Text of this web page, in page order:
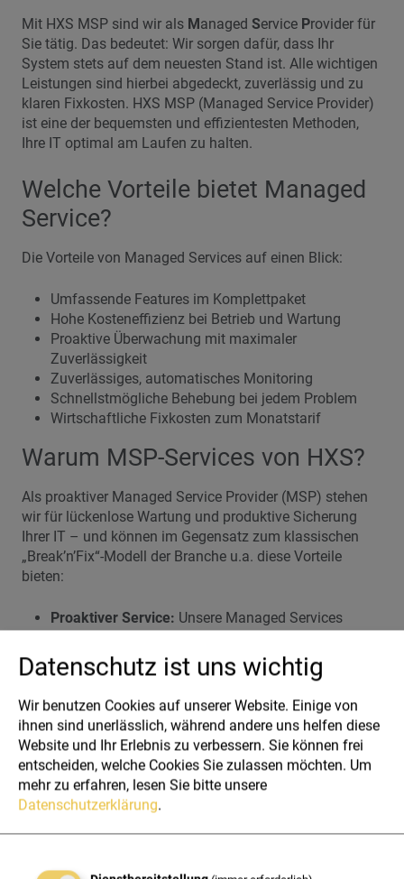
Mit HXS MSP sind wir als Managed Service Provider für
Sie tätig. Das bedeutet: Wir sorgen dafür, dass Ihr
System stets auf dem neuesten Stand ist. Alle wichtigen
Leistungen sind hierbei abgedeckt, zuverlässig und zu
klaren Fixkosten. HXS MSP (Managed Service Provider)
ist eine der bequemsten und effizientesten Methoden,
Ihre IT optimal am Laufen zu halten.
Welche Vorteile bietet Managed
Service?
Die Vorteile von Managed Services auf einen Blick:
Umfassende Features im Komplettpaket
Hohe Kosteneffizienz bei Betrieb und Wartung
Proaktive Überwachung mit maximaler
Zuverlässigkeit
Zuverlässiges, automatisches Monitoring
Schnellstmögliche Behebung bei jedem Problem
Wirtschaftliche Fixkosten zum Monatstarif
Warum MSP-Services von HXS?
Als proaktiver Managed Service Provider (MSP) stehen
wir für lückenlose Wartung und produktive Sicherung
Ihrer IT – und können im Gegensatz zum klassischen
„Break’n’Fix“-Modell der Branche u.a. diese Vorteile
bieten:
Proaktiver Service: Unsere Managed Services
als Ziel. Incidents & Kapazitätsengpässe werden
von uns daher frühzeitig behoben
Betreuung durch zertifizierte IT-Techniker:
der richtige Ansprechpartner dank unserem Team an
stark spezialisierten Experten.
Nachhaltige Ursachenforschung: Wir betreiben
Ursachenforschung direkt an der Fehlerquelle.
Tiefgehende Prävention:Monitoring & proaktive
Wartung ermöglichen es uns nachhaltige
Ursachenforschung direkt an der Fehlerquelle zu
Datenschutz ist uns wichtig
Wir benutzen Cookies auf unserer Website. Einige von
ihnen sind unerlässlich, während andere uns helfen diese
Website und Ihr Erlebnis zu verbessern. Sie können frei
entscheiden, welche Cookies Sie zulassen möchten. Um
mehr zu erfahren, lesen Sie bitte unsere
Datenschutzerklärung.